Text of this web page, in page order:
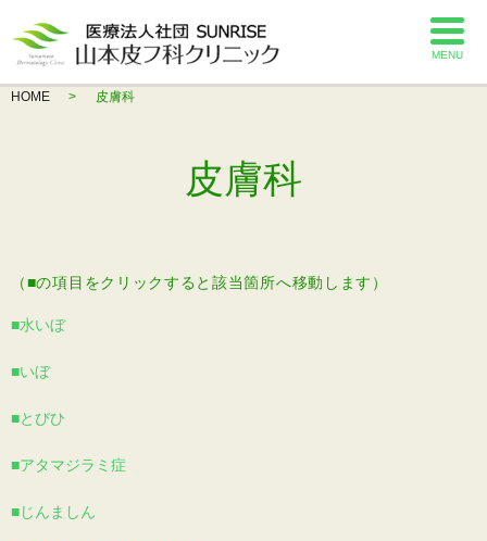
MENU
HOME 皮膚科
皮膚科
（■の項目をクリックすると該当箇所へ移動します）
■水いぼ
■いぼ
■とびひ
■アタマジラミ症
■じんましん